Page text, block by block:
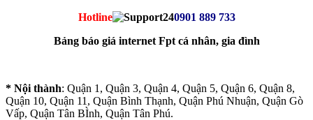
Hotline
0901 889 733
Bảng báo giá internet Fpt cá nhân, gia đình
* Nội thành: Quận 1, Quận 3, Quận 4, Quận 5, Quận 6, Quận 8,
Quận 10, Quận 11, Quận Bình Thạnh, Quận Phú Nhuận, Quận Gò
Vấp, Quận Tân BÌnh, Quận Tân Phú.